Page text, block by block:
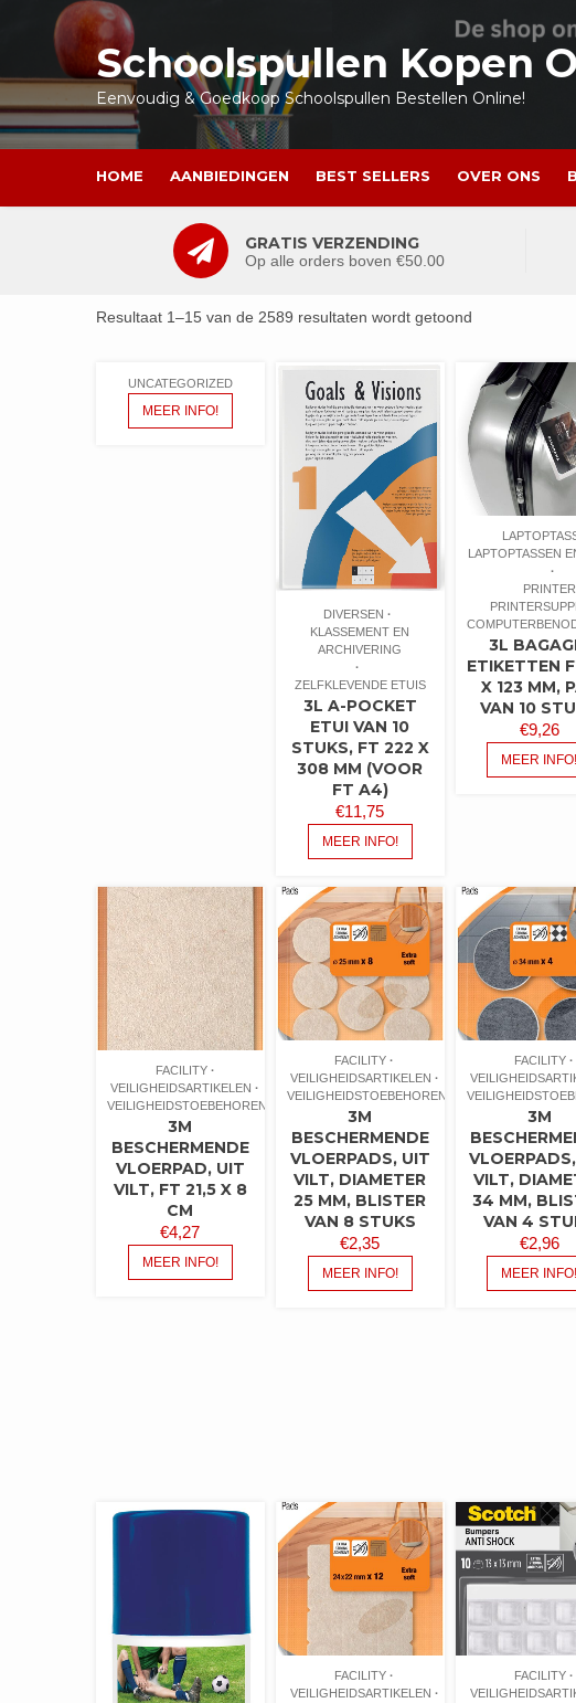
inhoud
Schoolspullen Kopen
Eenvoudig & Goedkoop Schoolspullen Bestellen Online!
HOME AANBIEDINGEN BEST SELLERS OVER ONS
GRATIS VERZENDING
Op alle orders boven €50.00
Resultaat 1–15 van de 2589 resultaten wordt getoond
UNCATEGORIZED
MEER INFO!
DIVERSEN
KLASSEMENT EN
ARCHIVERING
ZELFKLEVENDE ETUIS
3L A-POCKET
ETUI VAN 10
STUKS, FT 222 X
308 MM (VOOR
FT A4)
€11,75
MEER INFO!
LAPTOPTASSEN
3L
ETIKETTEN
X 123 MM,
VAN 10
€9,26
MEER INFO!
FACILITY
VEILIGHEIDSARTIKELEN
VEILIGHEIDSTOEBEHOREN
3M
BESCHERMENDE
VLOERPAD, UIT
VILT, FT 21,5 X 8
CM
€4,27
MEER INFO!
FACILITY
VEILIGHEIDSARTIKELEN
VEILIGHEIDSTOEBEHOREN
3M
BESCHERMENDE
VLOERPADS, UIT
VILT, DIAMETER
25 MM, BLISTER
VAN 8 STUKS
€2,35
MEER INFO!
FACILITY
3M
VILT,
34 MM,
VAN 4
€2,96
MEER INFO!
FACILITY
VEILIGHEIDSARTIKELEN
FACILITY